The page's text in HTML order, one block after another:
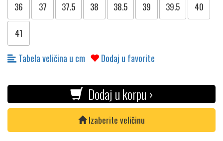
36 37 37.5 38 38.5 39 39.5 40
41
Tabela veličina u cm Dodaj u favorite
Dodaj u korpu ›
Izaberite veličinu